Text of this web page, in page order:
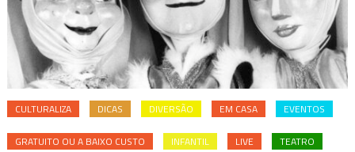
CULTURALIZA DICAS DIVERSÃO EM CASA EVENTOS
GRATUITO OU A BAIXO CUSTO INFANTIL LIVE TEATRO